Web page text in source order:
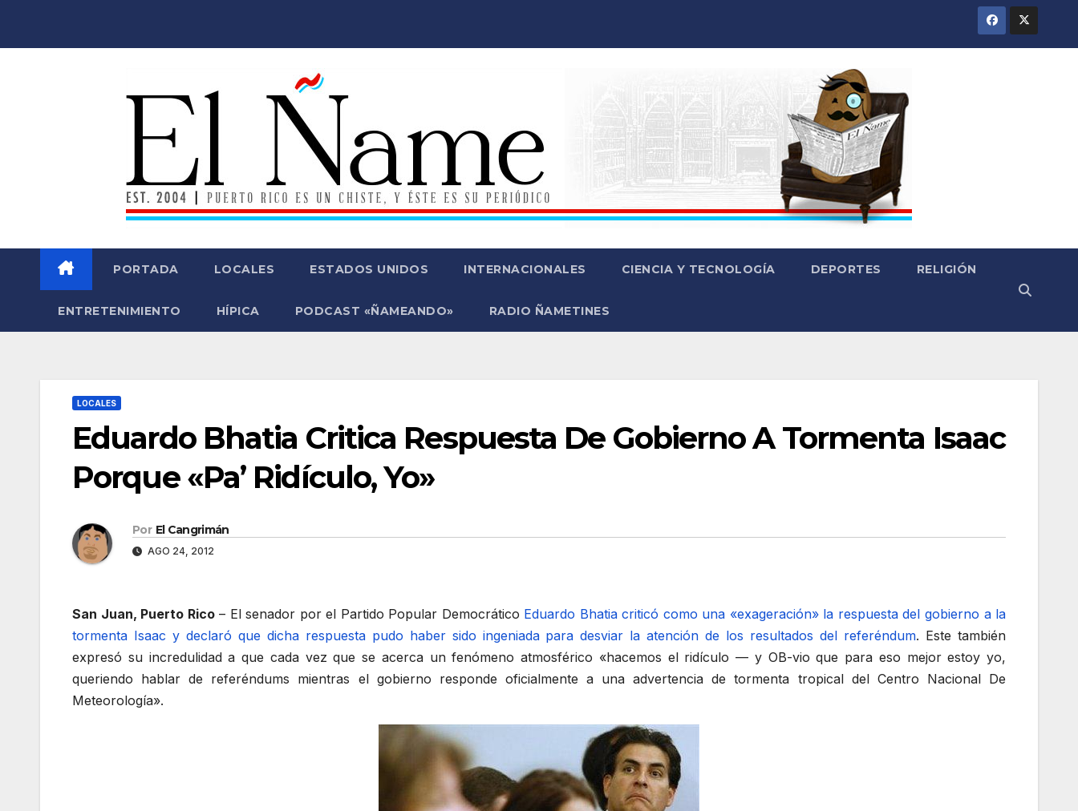
PORTADA LOCALES ESTADOS UNIDOS INTERNACIONALES CIENCIA Y TECNOLOGÍA DEPORTES RELIGIÓN
ENTRETENIMIENTO HÍPICA PODCAST «ÑAMEANDO» RADIO ÑAMETINES
LOCALES
Eduardo Bhatia Critica Respuesta De Gobierno A Tormenta Isaac
Porque «Pa’ Ridículo, Yo»
Por El Cangrimán
AGO 24, 2012
San Juan, Puerto Rico– El senador por el Partido Popular Democrático Eduardo Bhatia criticó como una «exageración» la respuesta del gobierno a la
tormenta Isaac y declaró que dicha respuesta pudo haber sido ingeniada para desviar la atención de los resultados del referéndum. Este también
expresó su incredulidad a que cada vez que se acerca un fenómeno atmosférico «hacemos el ridículo — y OB-vio que para eso mejor estoy yo,
queriendo hablar de referéndums mientras el gobierno responde oficialmente a una advertencia de tormenta tropical del Centro Nacional De
Meteorología».